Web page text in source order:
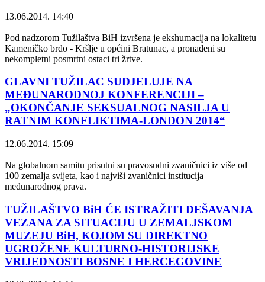
13.06.2014. 14:40
Pod nadzorom Tužilaštva BiH izvršena je ekshumacija na lokalitetu
Kameničko brdo - Kršlje u općini Bratunac, a pronađeni su
nekompletni posmrtni ostaci tri žrtve.
GLAVNI TUŽILAC SUDJELUJE NA
MEĐUNARODNOJ KONFERENCIJI –
„OKONČANJE SEKSUALNOG NASILJA U
RATNIM KONFLIKTIMA-LONDON 2014“
12.06.2014. 15:09
Na globalnom samitu prisutni su pravosudni zvaničnici iz više od
100 zemalja svijeta, kao i najviši zvaničnici institucija
međunarodnog prava.
TUŽILAŠTVO BiH ĆE ISTRAŽITI DEŠAVANJA
VEZANA ZA SITUACIJU U ZEMALJSKOM
MUZEJU BiH, KOJOM SU DIREKTNO
UGROŽENE KULTURNO-HISTORIJSKE
VRIJEDNOSTI BOSNE I HERCEGOVINE